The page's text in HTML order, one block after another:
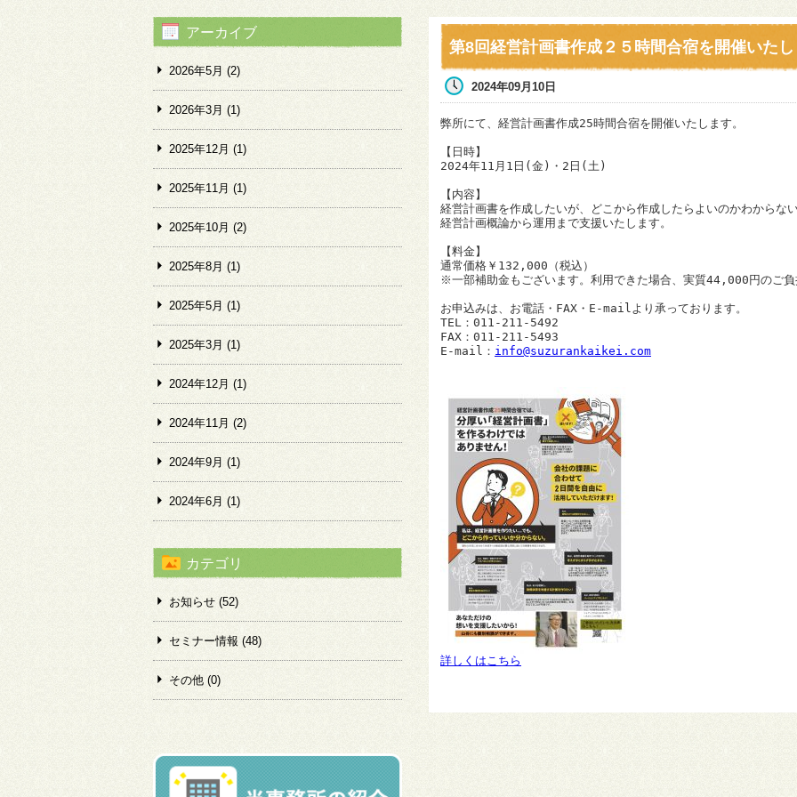
第8回経営計画書作成２５時間合宿を開催いた
2024年09月10日
弊所にて、経営計画書作成25時間合宿を開催いたします。
【日時】
2024年11月1日(金)・2日(土)
【内容】
経営計画書を作成したいが、どこから作成したらよいのかわからな
経営計画概論から運用まで支援いたします。
【料金】
通常価格￥132,000（税込）
※一部補助金もございます。利用できた場合、実質44,000円のご
お申込みは、お電話・FAX・E-mailより承っております。
TEL： 011-211-5492
FAX： 011-211-5493
E-mail： info@suzurankaikei.com
詳しくはこちら
アーカイブ
2026年5月 (2)
2026年3月 (1)
2025年12月 (1)
2025年11月 (1)
2025年10月 (2)
2025年8月 (1)
2025年5月 (1)
2025年3月 (1)
2024年12月 (1)
2024年11月 (2)
2024年9月 (1)
2024年6月 (1)
カテゴリ
お知らせ (52)
セミナー情報 (48)
その他 (0)